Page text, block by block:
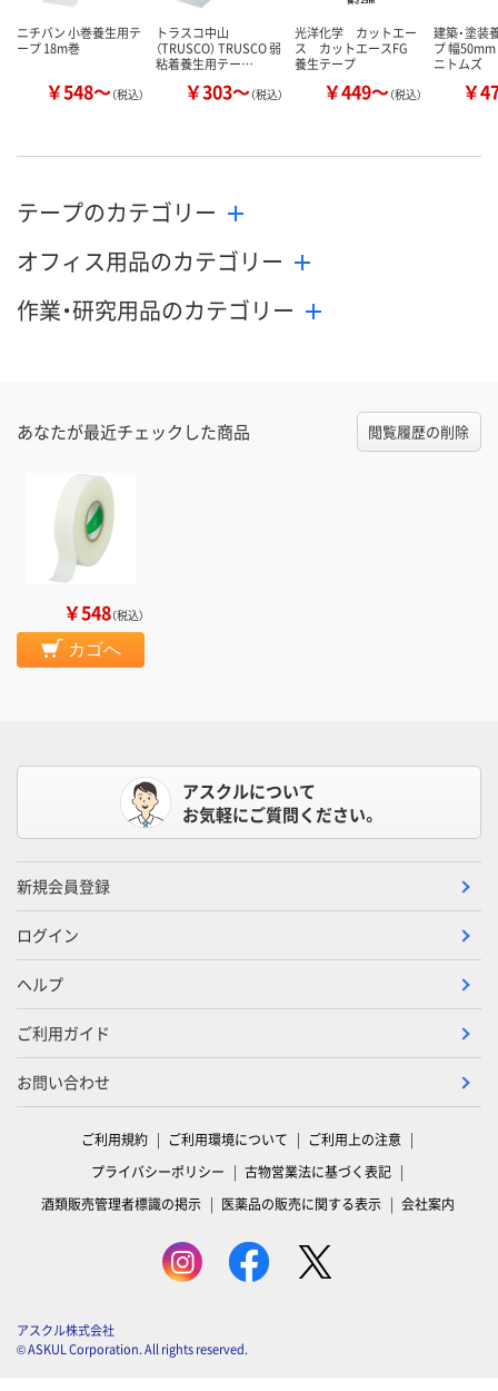
ニチバン 小巻養生用テ
ープ 18m巻
￥548～（税込）
トラスコ中山
（TRUSCO） TRUSCO 弱
粘着養生用テー…
￥303～（税込）
光洋化学 カットエー
ス カットエースFG
養生テープ
￥449～（税込）
建築・塗装
プ 幅
ニトムズ
￥
テープのカテゴリー
オフィス用品のカテゴリー
作業・研究用品のカテゴリー
あなたが最近チェックした商品 閲覧履歴の削除
￥548（税込）
カゴへ
アスクルについて
お気軽にご質問ください。
新規会員登録
ログイン
ヘルプ
ご利用ガイド
お問い合わせ
ご利用規約 ご利用環境について
ご利用上の注意
プライバシーポリシー
古物営業法に基づく表記
酒類販売管理者標識の掲示
医薬品の販売に関する表示 会社案内
アスクル株式会社
© ASKUL Corporation. All rights reserved.